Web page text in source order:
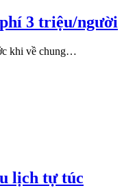
3 triệu/người
khi về chung…
lịch tự túc